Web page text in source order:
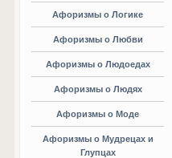
Афоризмы о Логике
Афоризмы о Любви
Афоризмы о Людоедах
Афоризмы о Людях
Афоризмы о Моде
Афоризмы о Мудрецах и
Глупцах